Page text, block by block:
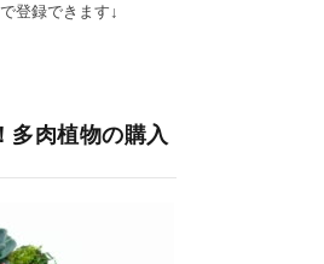
登録できます↓
多肉植物の購入